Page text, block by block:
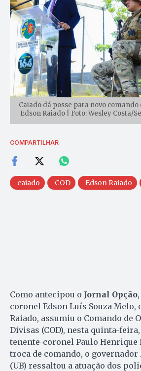
Caiado dá posse para novo comando
Edson Raiado | Foto: Wesley Costa/
COMPARTILHAR
caiado COD Edson Raiado
Como antecipou o Jornal Opção
coronel Edson Luís Souza Melo,
Raiado, assumiu o Comando de
Divisas (COD), nesta quinta-
tenente-coronel Paulo Henrique
troca de comando, o governador
(UB) ressaltou a atuação dos